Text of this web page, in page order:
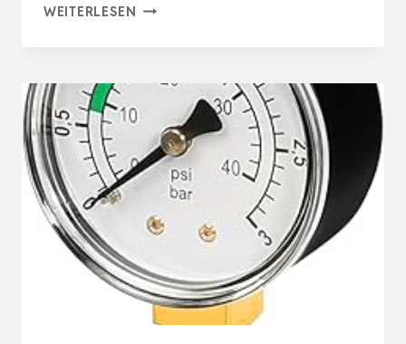
WEITERLESEN MANOMETER
INKL.
T-
STÜCK
UND
RINGEN
FÜR
SANDFILTERANLAGEN